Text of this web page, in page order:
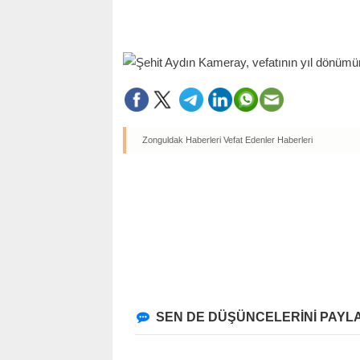
Zonguldak Haberleri Vefat Edenler Haberleri
SEN DE DÜŞÜNCELERİNİ